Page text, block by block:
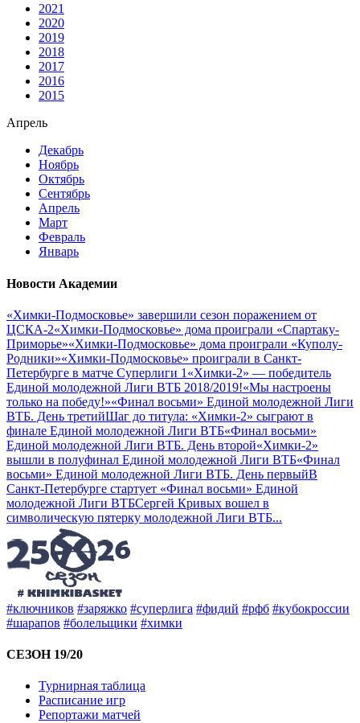
2021
2020
2019
2018
2017
2016
2015
Апрель
Декабрь
Ноябрь
Октябрь
Сентябрь
Апрель
Март
Февраль
Январь
Новости Академии
«Химки-Подмосковье» завершили сезон поражением от
ЦСКА-2«Химки-Подмосковье» дома проиграли «Спартаку-
Приморье»«Химки-Подмосковье» дома проиграли «Куполу-
Родники»«Химки-Подмосковье» проиграли в Санкт-
Петербурге в матче Суперлиги 1 «Химки-2» — победитель
Единой молодежной Лиги ВТБ 2018/2019!«Мы настроены
только на победу!»«Финал восьми» Единой молодежной Лиги
ВТБ. День третийШаг до титула: «Химки-2» сыграют в
финале Единой молодежной Лиги ВТБ«Финал восьми»
Единой молодежной Лиги ВТБ. День второй«Химки-2»
вышли в полуфинал Единой молодежной Лиги ВТБ«Финал
восьми» Единой молодежной Лиги ВТБ. День первыйВ
Санкт-Петербурге стартует «Финал восьми» Единой
молодежной Лиги ВТБСергей Кривых вошел в
символическую пятерку молодежной Лиги ВТБ...
#ключников #заряжко #суперлига #фидий #рфб #кубокроссии
#шарапов #болельщики #химки
СЕЗОН 19/20
Турнирная таблица
Расписание игр
Репортажи матчей